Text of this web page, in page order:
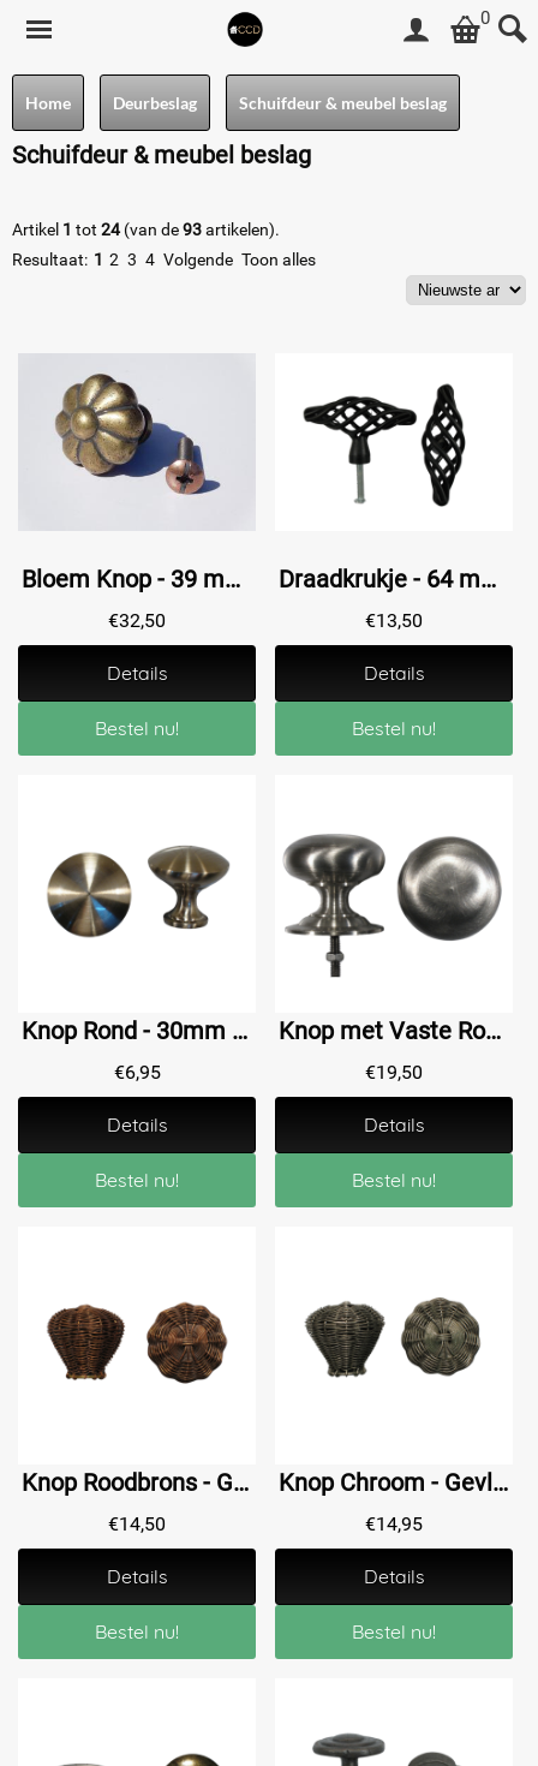
0
Home Deurbeslag Schuifdeur & meubel beslag
Schuifdeur & meubel beslag
Artikel 1 tot 24(van de93artikelen).
Resultaat: 1 2 3 4 Volgende Toon alles
Bloem Knop - 39 mm - Antiek Messing - Massief
€32,50
Details
Bestel nu!
Draadkrukje - 64 mm - Zwartfinish
€13,50
Details
Bestel nu!
Knop Rond - 30mm - RVS-look
€6,95
Details
Bestel nu!
Knop met Vaste Rozet - 38 mm - IJzer Polijst
€19,50
Details
Bestel nu!
Knop Roodbrons - Gevlochten - 30 mm
€14,50
Details
Bestel nu!
Knop Chroom - Gevlochten - 30 mm
€14,95
Details
Bestel nu!